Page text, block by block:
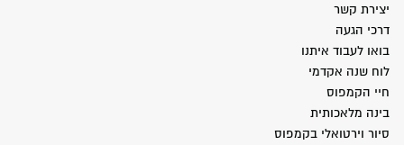
יצירת קשר
דרכי הגעה
בואו לעבוד איתנו
לוח שנה אקדמי
חיי הקמפוס
בינה מלאכותית
סיור וירטואלי בקמפוס